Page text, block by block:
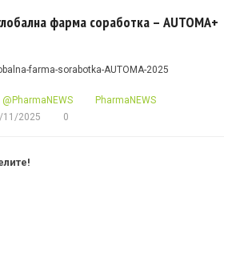
фарма соработка – AUTOMA+
@PharmaNEWS
PharmaNEWS
11/2025 0